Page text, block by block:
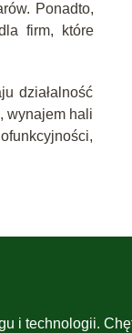
Ponadto,
firm, które
działalność
wynajem hali
i technologii.